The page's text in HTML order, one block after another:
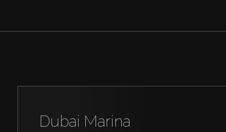
Dubai Marina